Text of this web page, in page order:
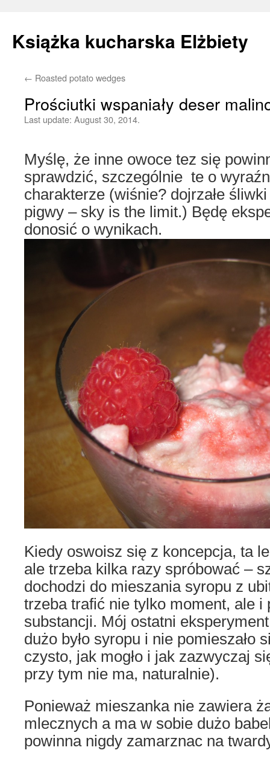
Książka kucharska Elżbiety
Skip
← Roasted potato wedges
Prościutki wspaniały deser
Last update: August 30, 2014.
Myślę, że inne owoce tez się
sprawdzić, szczególnie te o
charakterze (wiśnie? dojrzałe
pigwy – sky is the limit.) Będę
donosić o wynikach.
Kiedy oswoisz się z koncepcja, ta
ale trzeba kilka razy spróbować –
dochodzi do mieszania syropu z
trzeba trafić nie tylko moment, ale i
substancji. Mój ostatni
dużo było syropu i nie pomieszało
czysto, jak mogło i jak zazwyczaj
przy tym nie ma, naturalnie).
Ponieważ mieszanka nie zawiera
mlecznych a ma w sobie dużo
powinna nigdy zamarznac na